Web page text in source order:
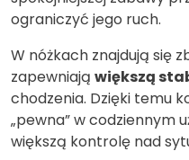
ograniczyć jego ruch.
W nóżkach znajdują się
zapewniają większą
chodzenia. Dzięki temu
„pewna” w codziennym
większą kontrolę nad